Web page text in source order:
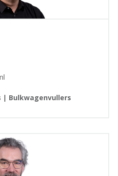
Bulkwagenvullers